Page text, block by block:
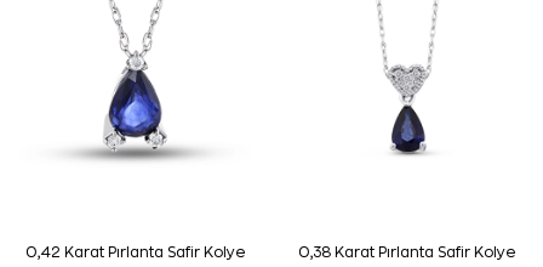
0,42 Karat Pırlanta Safir Kolye 0,38 Karat Pırlanta Safir Kolye